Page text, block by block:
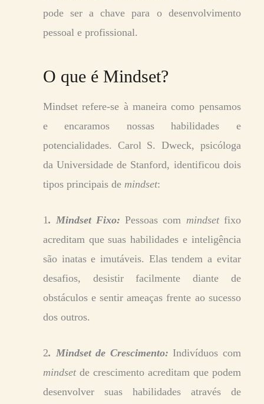
pode ser a chave para o desenvolvimento
pessoal e profissional.
O que é Mindset?
Mindset refere-se à maneira como pensamos
e encaramos nossas habilidades e
potencialidades. Carol S. Dweck, psicóloga
da Universidade de Stanford, identificou dois
tipos principais de mindset:
1. Mindset Fixo:Pessoas com mindsetfixo
acreditam que suas habilidades e inteligência
são inatas e imutáveis. Elas tendem a evitar
desafios, desistir facilmente diante de
obstáculos e sentir ameaças frente ao sucesso
dos outros.
2. Mindset de Crescimento: Indivíduos com
mindset de crescimento acreditam que podem
desenvolver suas habilidades através de